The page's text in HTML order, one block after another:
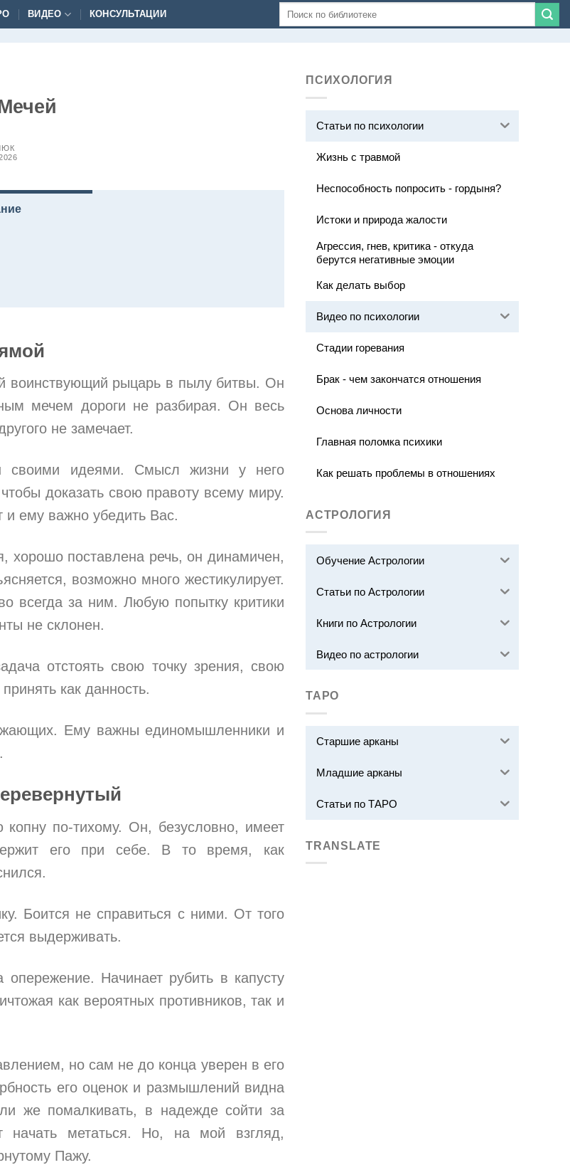
ВИДЕО
КОНСУЛЬТАЦИИ
воинствующий рыцарь в пылу битвы. Он
мечем дороги не разбирая. Он весь
не замечает.
своими идеями. Смысл жизни у него
доказать свою правоту всему миру.
ему важно убедить Вас.
хорошо поставлена речь, он динамичен,
возможно много жестикулирует.
всегда за ним. Любую попытку критики
не склонен.
отстоять свою точку зрения, свою
как данность.
Ему важны единомышленники и
копну по-тихому. Он, безусловно, имеет
его при себе. В то время, как
Боится не справиться с ними. От того
выдерживать.
Начинает рубить в капусту
как вероятных противников, так и
но сам не до конца уверен в его
его оценок и размышлений видна
же помалкивать, в надежде сойти за
метаться. Но, на мой взгляд,
Пажу.
ПСИХОЛОГИЯ
Статьи по психологии
Жизнь с травмой
Неспособность попросить - гордыня?
Истоки и природа жалости
Агрессия, гнев, критика - откуда
берутся негативные эмоции
Как делать выбор
Видео по психологии
Стадии горевания
Брак - чем закончатся отношения
Основа личности
Главная поломка психики
Как решать проблемы в отношениях
АСТРОЛОГИЯ
Обучение Астрологии
Статьи по Астрологии
Книги по Астрологии
Видео по астрологии
ТАРО
Старшие арканы
Младшие арканы
Статьи по ТАРО
TRANSLATE